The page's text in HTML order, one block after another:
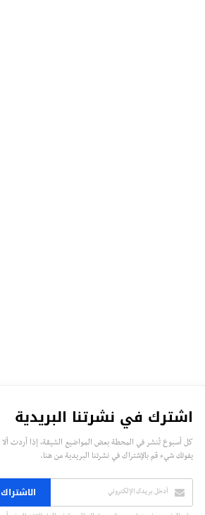
اشترك في نشرتنا البريدية
كل أسبوع تُنشر في المحطة بعض المواضيع الشيقة، إذا أردت ألا
يفوتك شيء قم بالإشتراك في نشرتنا البريدية من هنا.
الاشتراك